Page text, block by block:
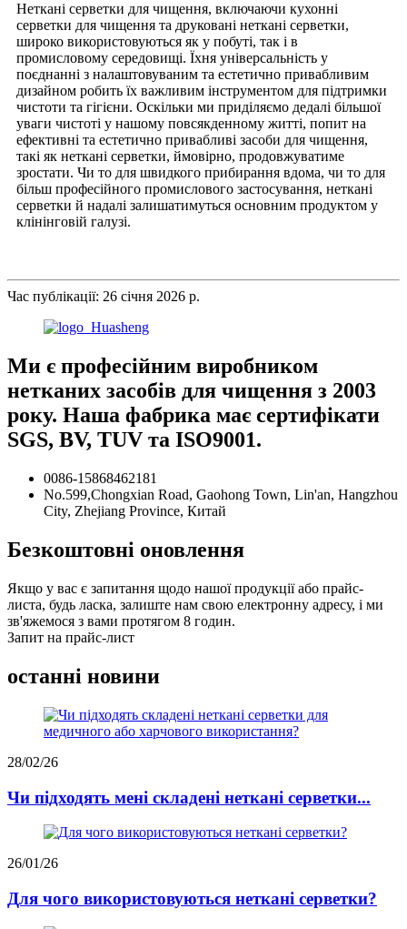
Неткані серветки для чищення, включаючи кухонні
серветки для чищення та друковані неткані серветки,
широко використовуються як у побуті, так і в
промисловому середовищі. Їхня універсальність у
поєднанні з налаштовуваним та естетично привабливим
дизайном робить їх важливим інструментом для підтримки
чистоти та гігієни. Оскільки ми приділяємо дедалі більшої
уваги чистоті у нашому повсякденному житті, попит на
ефективні та естетично привабливі засоби для чищення,
такі як неткані серветки, ймовірно, продовжуватиме
зростати. Чи то для швидкого прибирання вдома, чи то для
більш професійного промислового застосування, неткані
серветки й надалі залишатимуться основним продуктом у
клінінговій галузі.
Час публікації: 26 січня 2026 р.
Ми є професійним виробником
нетканих засобів для чищення з 2003
року. Наша фабрика має сертифікати
SGS, BV, TUV та ISO9001.
0086-15868462181
No.599,Chongxian Road, Gaohong Town, Lin'an, Hangzhou
City, Zhejiang Province, Китай
Безкоштовні оновлення
Якщо у вас є запитання щодо нашої продукції або прайс-
листа, будь ласка, залиште нам свою електронну адресу, і ми
зв'яжемося з вами протягом 8 годин.
Запит на прайс-лист
останні новини
28/02/26
Чи підходять мені складені неткані серветки...
26/01/26
Для чого використовуються неткані серветки?